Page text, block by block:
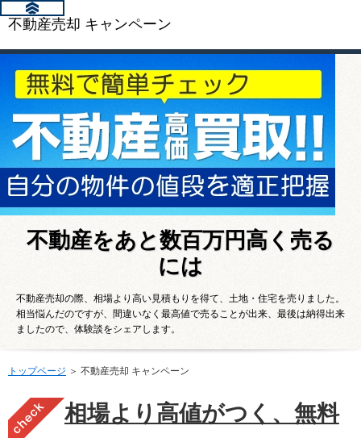
不動産売却 キャンペーン
不動産をあと数百万円高く売る
には
不動産売却の際、相場より高い見積もりを得て、土地・住宅を売りました。
相当悩んだのですが、間違いなく最高値で売ることが出来、最後は納得出来
ましたので、体験談をシェアします。
トップページ ＞ 不動産売却 キャンペーン
相場より高値がつく、無料